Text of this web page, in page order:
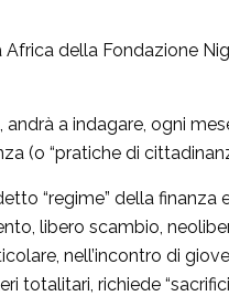
Africa della Fondazione
a indagare, ogni
(o “pratiche di
“regime” della finanza
libero scambio,
nell’incontro di
totalitari, richiede